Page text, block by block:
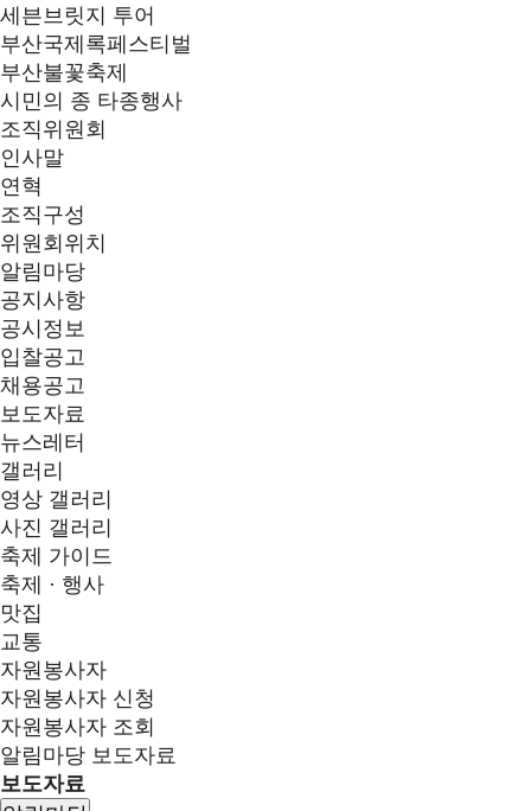
세븐브릿지 투어
부산국제록페스티벌
부산불꽃축제
시민의 종 타종행사
조직위원회
인사말
연혁
조직구성
위원회위치
알림마당
공지사항
공시정보
입찰공고
채용공고
보도자료
뉴스레터
갤러리
영상 갤러리
사진 갤러리
축제 가이드
축제 · 행사
맛집
교통
자원봉사자
자원봉사자 신청
자원봉사자 조회
알림마당 보도자료
보도자료